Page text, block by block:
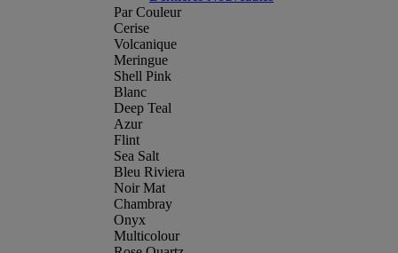
Par Couleur
Cerise
Volcanique
Meringue
Shell Pink
Blanc
Deep Teal
Azur
Flint
Sea Salt
Bleu Riviera
Noir Mat
Chambray
Onyx
Multicolour